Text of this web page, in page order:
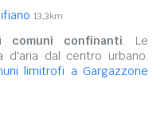
13,3km
comuni confinanti. Le
d'aria dal centro urbano.
limitrofi a Gargazzone